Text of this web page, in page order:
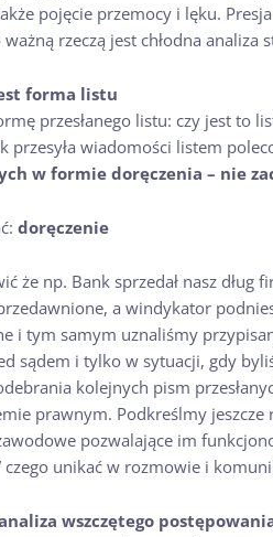
pojęcie przemocy i lęku.
rzeczą jest chłodna
forma listu
przesłanego listu: czy jest to
wiadomości listem
w formie doręczenia – nie
doręczenie
że np. Bank sprzedał nasz
a windykator
i tym samym uznaliśmy
sądem i tylko w sytuacji, gdy
kolejnych pism
prawnym. Podkreślmy
pozwalające im
unikać w rozmowie i
wszczętego